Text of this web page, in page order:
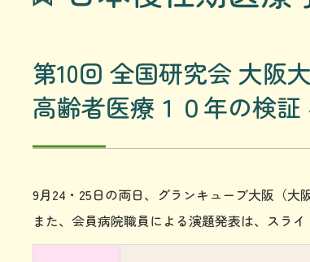
第10回 全国研究会 大阪
高齢者医療１０年の検
9月24・25日の両日、グランキューブ大阪（大
また、会員病院職員による演題発表は、スライ